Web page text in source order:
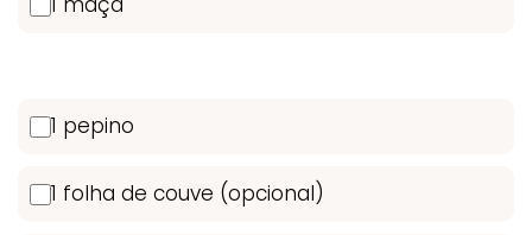
1 pepino
1 folha de couve (opcional)